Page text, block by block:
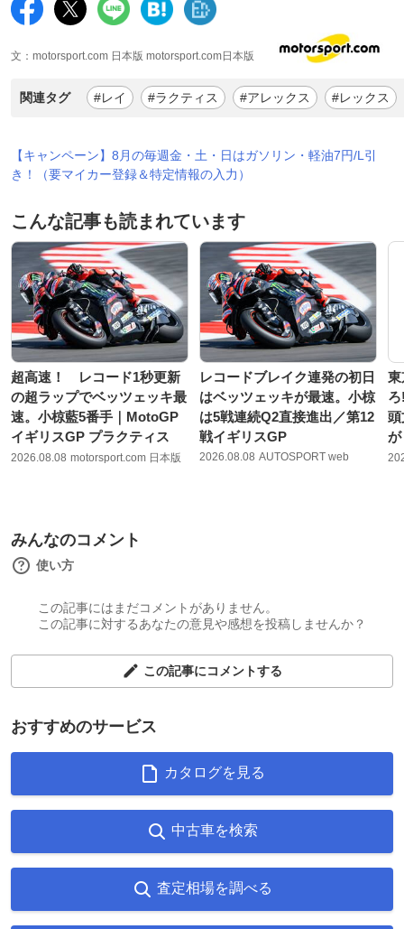
文：motorsport.com 日本版 motorsport.com日本版
関連タグ #レイ #ラクティス #アレックス #レックス
【キャンペーン】8月の毎週金・土・日はガソリン・軽油7円/L引
き！（要マイカー登録＆特定情報の入力）
こんな記事も読まれています
超高速！ レコード1秒更新
の超ラップでベッツェッキ最
速。小椋藍5番手｜MotoGP
イギリスGP プラクティス
2026.08.08 motorsport.com 日本版
レコードブレイク連発の初日
はベッツェッキが最速。小椋
は5戦連続Q2直接進出／第12
戦イギリスGP
2026.08.08 AUTOSPORT web
東
頭
みんなのコメント
使い方
この記事にはまだコメントがありません。
この記事に対するあなたの意見や感想を投稿しませんか？
この記事にコメントする
おすすめのサービス
カタログを見る
中古車を検索
査定相場を調べる